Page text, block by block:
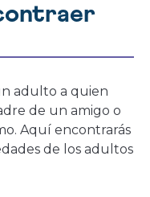
adulto a quien
de un amigo o
Aquí encontrarás
de los adultos